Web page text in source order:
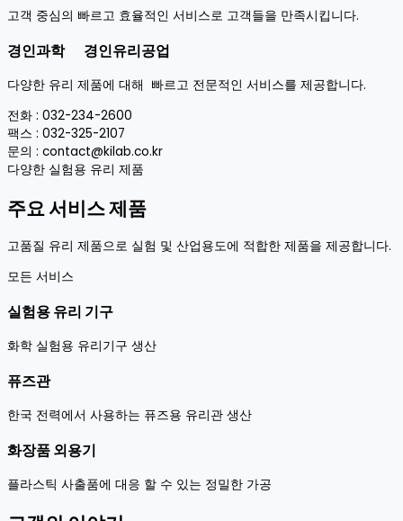
고객 중심의 빠르고 효율적인 서비스로 고객들을 만족시킵니다.
경인과학 경인유리공업
다양한 유리 제품에 대해 빠르고 전문적인 서비스를 제공합니다.
전화 : 032-234-2600
팩스 : 032-325-2107
문의 : contact@kilab.co.kr
다양한 실험용 유리 제품
주요 서비스 제품
고품질 유리 제품으로 실험 및 산업용도에 적합한 제품을 제공합니다.
모든 서비스
실험용 유리 기구
화학 실험용 유리기구 생산
퓨즈관
한국 전력에서 사용하는 퓨즈용 유리관 생산
화장품 외용기
플라스틱 사출품에 대응 할 수 있는 정밀한 가공